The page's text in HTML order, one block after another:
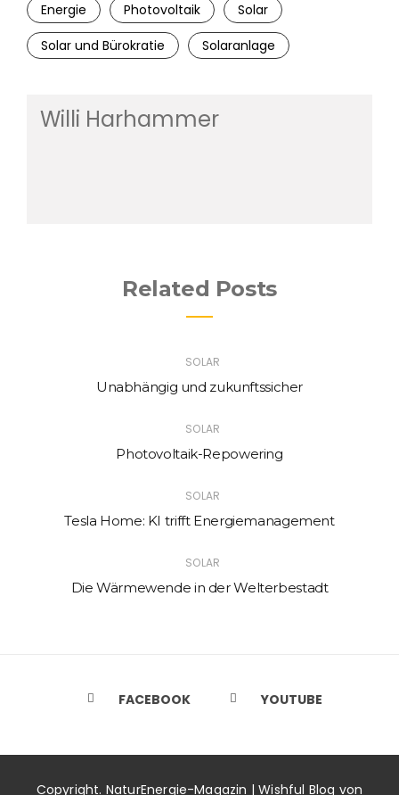
Energie Photovoltaik
Solar
Solar und Bürokratie
Solaranlage
Willi Harhammer
Related Posts
SOLAR
Unabhängig und zukunftssicher
SOLAR
Photovoltaik-Repowering
SOLAR
Tesla Home: KI trifft Energiemanagement
SOLAR
Die Wärmewende in der Welterbestadt
FACEBOOK YOUTUBE
Copyright. NaturEnergie-Magazin | Wishful Blog von